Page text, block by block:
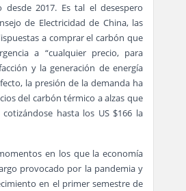
desde 2017. Es tal el desespero
de Electricidad de China, las
a comprar el carbón que
a “cualquier precio, para
y la generación de energía
la presión de la demanda ha
del carbón térmico a alzas que
cotizándose hasta los US $166 la
en los que la economía
provocado por la pandemia y
en el primer semestre de